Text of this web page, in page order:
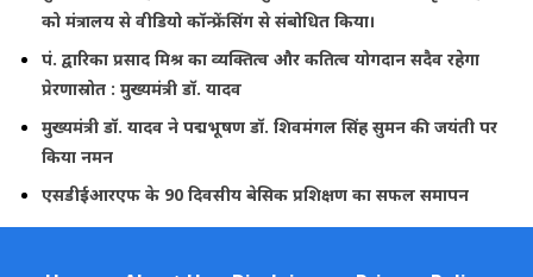
को मंत्रालय से वीडियो कॉन्फ्रेंसिंग से संबोधित किया।
पं. द्वारिका प्रसाद मिश्र का व्यक्तित्व और कतित्व योगदान सदैव रहेगा
प्रेरणास्रोत : मुख्यमंत्री डॉ. यादव
मुख्यमंत्री डॉ. यादव ने पद्मभूषण डॉ. शिवमंगल सिंह सुमन की जयंती पर
किया नमन
एसडीईआरएफ के 90 दिवसीय बेसिक प्रशिक्षण का सफल समापन